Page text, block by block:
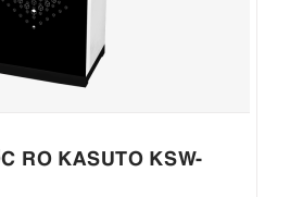
RO KASUTO KSW-